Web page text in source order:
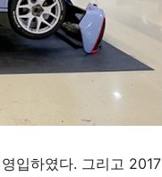
입하였다. 그리고 2017